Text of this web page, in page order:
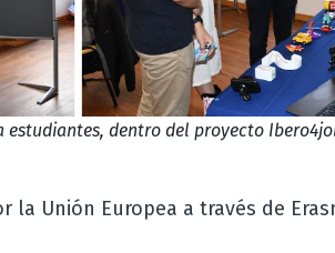
dentro del proyecto
la Unión Europea a través de